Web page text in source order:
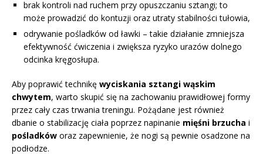
brak kontroli nad ruchem przy opuszczaniu sztangi; to
może prowadzić do kontuzji oraz utraty stabilności tułowia,
odrywanie pośladków od ławki – takie działanie zmniejsza
efektywność ćwiczenia i zwiększa ryzyko urazów dolnego
odcinka kręgosłupa.
Aby poprawić technikę wyciskania sztangi wąskim
chwytem, warto skupić się na zachowaniu prawidłowej formy
przez cały czas trwania treningu. Pożądane jest również
dbanie o stabilizację ciała poprzez napinanie mięśni brzucha i
pośladków oraz zapewnienie, że nogi są pewnie osadzone na
podłodze.